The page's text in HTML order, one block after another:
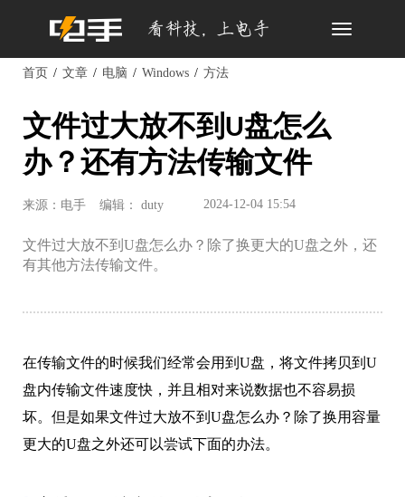
Toggle
首页 文章 电脑 Windows 方法
文件过大放不到U盘怎么
办？还有方法传输文件
来源：电手 编辑： duty 2024-12-04 15:54
文件过大放不到U盘怎么办？除了换更大的U盘之外，还
有其他方法传输文件。
在传输文件的时候我们经常会用到U盘，将文件拷贝到U
盘内传输文件速度快，并且相对来说数据也不容易损
坏。但是如果文件过大放不到U盘怎么办？除了换用容量
更大的U盘之外还可以尝试下面的办法。